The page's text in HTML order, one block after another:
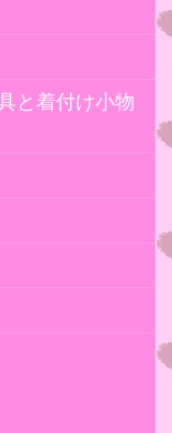
と着付け小物